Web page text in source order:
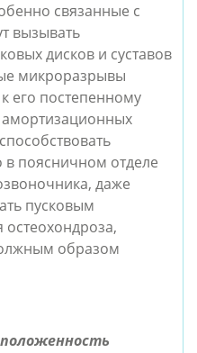
связанные с
вызывать
дисков и суставов
микроразрывы
его постепенному
поясничном отделе
даже
пусковым
образом